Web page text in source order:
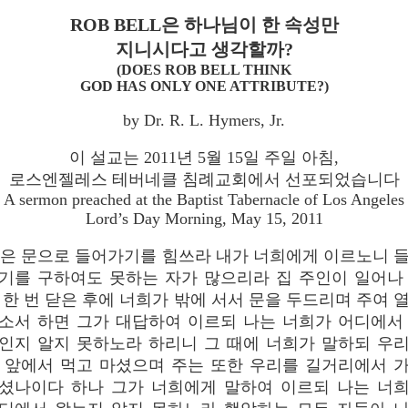
ROB BELL은 하나님이 한 속성만
지니시다고 생각할까?
(DOES ROB BELL THINK
GOD HAS ONLY ONE ATTRIBUTE?)
by Dr. R. L. Hymers, Jr.
이 설교는 2011년 5월 15일 주일 아침,
로스엔젤레스 테버네클 침례교회에서 선포되었습니다
A sermon preached at the Baptist Tabernacle of Los Angeles
Lord’s Day Morning, May 15, 2011
문으로 들어가기를 힘쓰라 내가 너희에게 이르노니
를 구하여도 못하는 자가 많으리라 집 주인이 일어나
한 번 닫은 후에 너희가 밖에 서서 문을 두드리며 주여
서 하면 그가 대답하여 이르되 나는 너희가 어디에서
지 알지 못하노라 하리니 그 때에 너희가 말하되 우
앞에서 먹고 마셨으며 주는 또한 우리를 길거리에서
나이다 하나 그가 너희에게 말하여 이르되 나는 너